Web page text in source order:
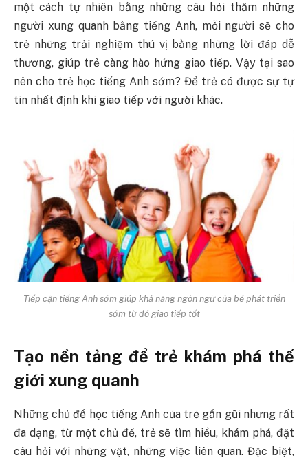
một cách tự nhiên bằng những câu hỏi thăm những
người xung quanh bằng tiếng Anh, mỗi người sẽ cho
trẻ những trải nghiệm thú vị bằng những lời đáp dễ
thương, giúp trẻ càng hào hứng giao tiếp. Vậy tại sao
nên cho trẻ học tiếng Anh sớm? Để trẻ có được sự tự
tin nhất định khi giao tiếp với người khác.
Tiếp cận tiếng Anh sớm giúp khả năng ngôn ngữ của bé phát triển
sớm từ đó giao tiếp tốt
Tạo nền tảng để trẻ khám phá thế
giới xung quanh
Những chủ đề học tiếng Anh của trẻ gần gũi nhưng rất
đa dạng, từ một chủ đề, trẻ sẽ tìm hiểu, khám phá, đặt
câu hỏi với những vật, những việc liên quan. Đặc biệt,